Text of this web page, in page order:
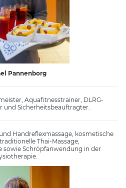
Pannenborg
Aquafitnesstrainer, DLRG-
Sicherheitsbeauftragter.
Handreflexmassage, kosmetische
Thai-Massage,
sowie Schröpfanwendung in der